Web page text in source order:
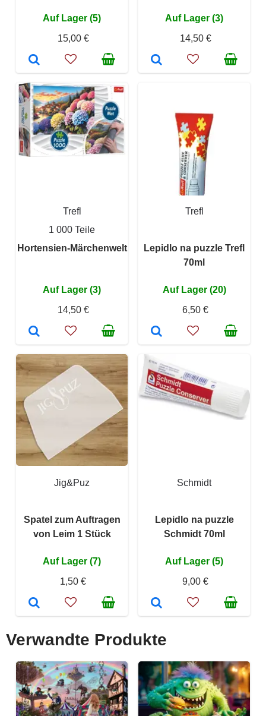
Auf Lager (5)
15,00 €
Auf Lager (3)
14,50 €
Trefl
1 000 Teile
Hortensien-Märchenwelt
Auf Lager (3)
14,50 €
Trefl
Lepidlo na puzzle Trefl
70ml
Auf Lager (20)
6,50 €
Jig&Puz
Spatel zum Auftragen
von Leim 1 Stück
Auf Lager (7)
1,50 €
Schmidt
Lepidlo na puzzle
Schmidt 70ml
Auf Lager (5)
9,00 €
Verwandte Produkte